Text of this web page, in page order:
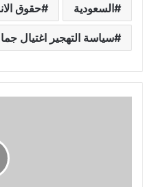
السعودية حقوق
سياسة التهجير اغتيال